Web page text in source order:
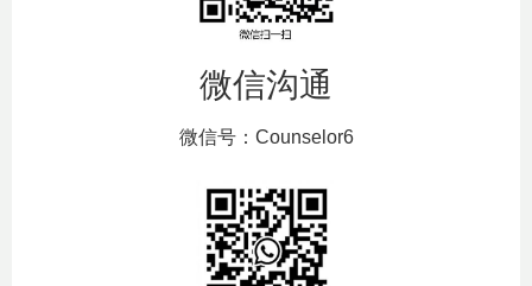
微信沟通
微信号：Counselor6